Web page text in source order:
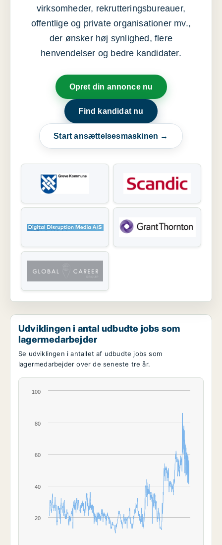
virksomheder, rekrutteringsbureauer,
offentlige og private organisationer mv.,
der ønsker høj synlighed, flere
henvendelser og bedre kandidater.
Opret din annonce nu
Find kandidat nu
Start ansættelsesmaskinen →
Udviklingen i antal udbudte jobs som
lagermedarbejder
Se udviklingen i antallet af udbudte jobs som
lagermedarbejder over de seneste tre år.
20
40
60
80
100